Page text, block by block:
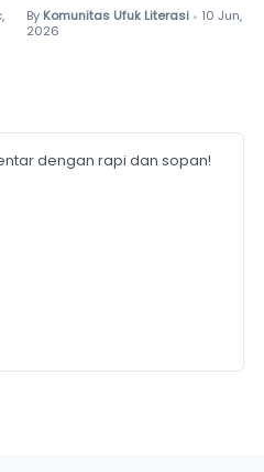
By Komunitas Ufuk Literasi • 10 Jun,
2026
dengan rapi dan sopan!